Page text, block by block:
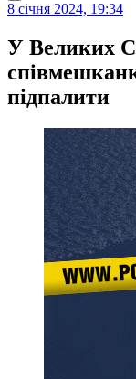
8 січня 2024, 19:34
У Великих
підпалити